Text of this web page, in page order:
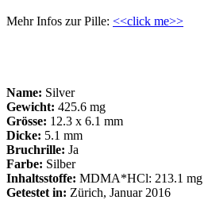
Mehr Infos zur Pille: <<click me>>
Name: Silver
Gewicht: 425.6 mg
Grösse: 12.3 x 6.1 mm
Dicke: 5.1 mm
Bruchrille: Ja
Farbe: Silber
Inhaltsstoffe: MDMA*HCl: 213.1 mg
Getestet in: Zürich, Januar 2016